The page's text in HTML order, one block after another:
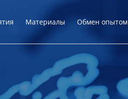
Материалы Обмен опытом